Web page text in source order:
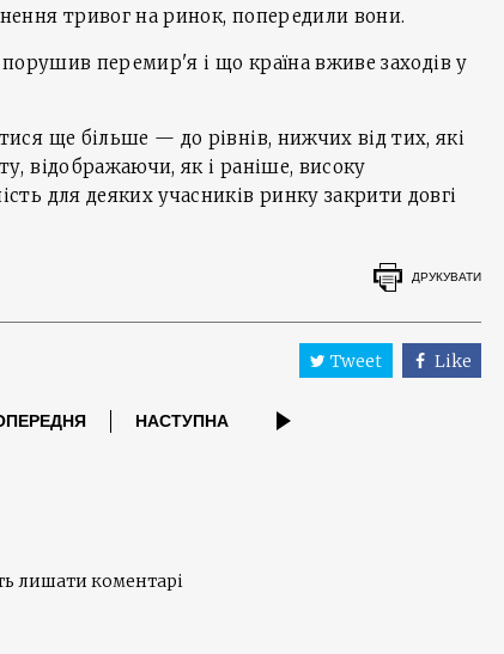
тривог на ринок, попередили вони.
порушив перемир'я і що країна вживе заходів у
ще більше — до рівнів, нижчих від тих, які
відображаючи, як і раніше, високу
для деяких учасників ринку закрити довгі
ДРУКУВАТИ
Tweet Like
НАСТУПНА
лишати коментарі